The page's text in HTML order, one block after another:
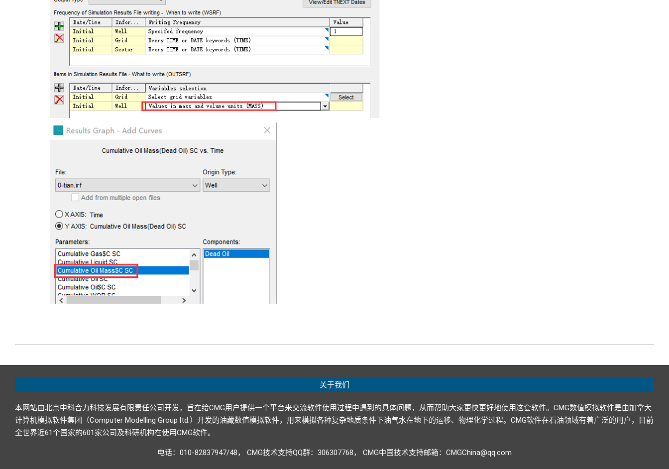
05-
关于我们
本网站由北京中科合力科技发展有限责任公司开发，旨在给CMG用户提供一个平台来交流软件使用过程中遇到的具体问题，从而帮助大家更快更好地使用这套软件。CMG数值模拟软件是由加拿大
计算机模拟软件集团（Computer Modelling Group ltd.）开发的油藏数值模拟软件，用来模拟各种复杂地质条件下油气水在地下的运移、物理化学过程。CMG软件在石油领域有着广泛的用户，目前
全世界近61个国家的601家公司及科研机构在使用CMG软件。
电话：010-82837947/48， CMG技术支持QQ群：306307768， CMG中国技术支持邮箱：CMGChina@qq.com